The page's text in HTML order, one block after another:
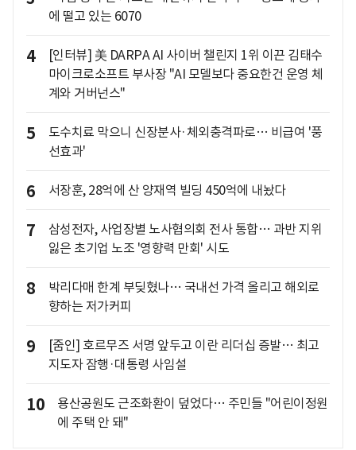
에 떨고 있는 6070
4
[인터뷰] 美 DARPA AI 사이버 챌린지 1위 이끈 김태수
마이크로소프트 부사장 "AI 모델보다 중요한건 운영 체
계와 거버넌스"
5
도수치료 막으니 신장분사·체외충격파로… 비급여 '풍
선효과'
6 서장훈, 28억에 산 양재역 빌딩 450억에 내놨다
7
삼성전자, 사업장별 노사협의회 전사 통합… 과반 지위
잃은 초기업 노조 '영향력 만회' 시도
8
박리다매 한계 부딪혔나… 국내선 가격 올리고 해외로
향하는 저가커피
9
[줌인] 호르무즈 서명 앞두고 이란 리더십 증발… 최고
지도자 잠행·대통령 사임설
10
용산공원도 근조화환이 덮었다… 주민들 "어린이정원
에 주택 안 돼"